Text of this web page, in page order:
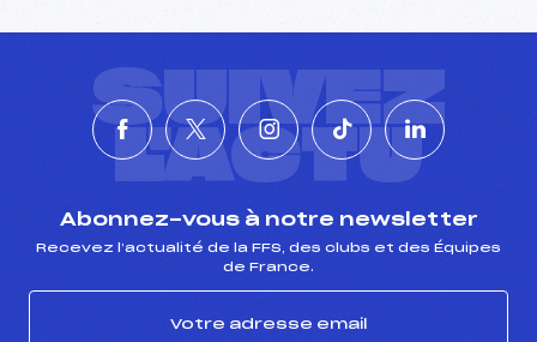
SUIVEZ
L'ACTU
Abonnez-vous à notre newsletter
Recevez l’actualité de la FFS, des clubs et des Équipes
de France.